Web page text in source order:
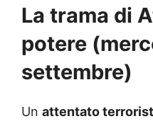
La trama di
potere
settembre)
Un attentato